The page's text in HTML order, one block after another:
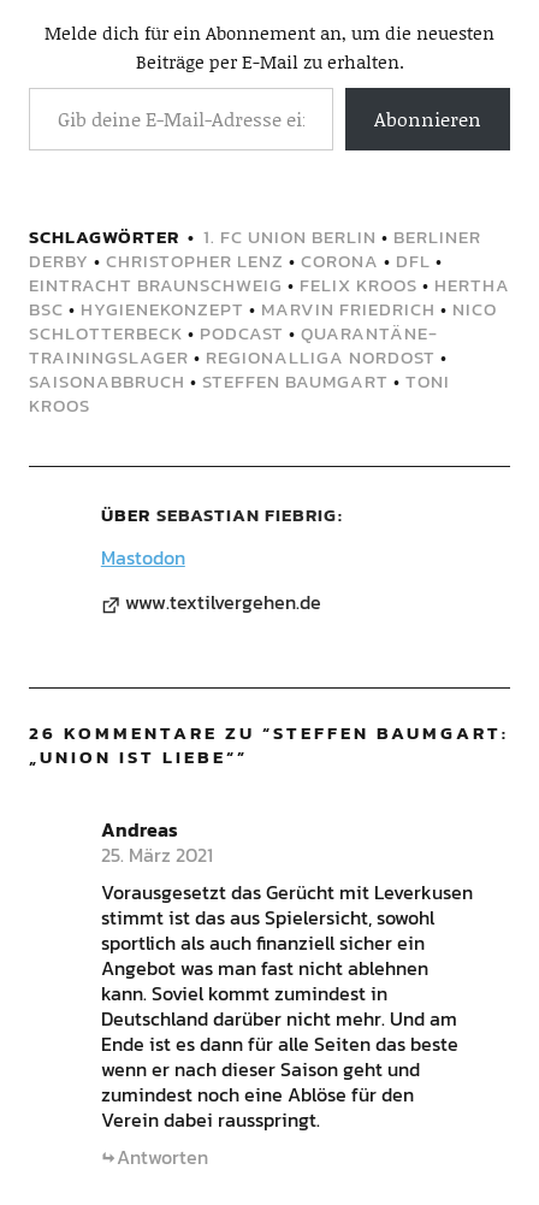
Melde dich für ein Abonnement an, um die neuesten
Beiträge per E-Mail zu erhalten.
Abonnieren
SCHLAGWÖRTER 1. FC UNION BERLIN • BERLINER
DERBY • CHRISTOPHER LENZ • CORONA • DFL •
EINTRACHT BRAUNSCHWEIG • FELIX KROOS • HERTHA
BSC • HYGIENEKONZEPT • MARVIN FRIEDRICH • NICO
SCHLOTTERBECK • PODCAST • QUARANTÄNE-
TRAININGSLAGER • REGIONALLIGA NORDOST •
SAISONABBRUCH • STEFFEN BAUMGART • TONI
KROOS
ÜBER SEBASTIAN FIEBRIG
Mastodon
www.textilvergehen.de
26 KOMMENTARE ZU “STEFFEN BAUMGART:
„UNION IST LIEBE“”
Andreas
25. März 2021
Vorausgesetzt das Gerücht mit Leverkusen
stimmt ist das aus Spielersicht, sowohl
sportlich als auch finanziell sicher ein
Angebot was man fast nicht ablehnen
kann. Soviel kommt zumindest in
Deutschland darüber nicht mehr. Und am
Ende ist es dann für alle Seiten das beste
wenn er nach dieser Saison geht und
zumindest noch eine Ablöse für den
Verein dabei rausspringt.
Antworten